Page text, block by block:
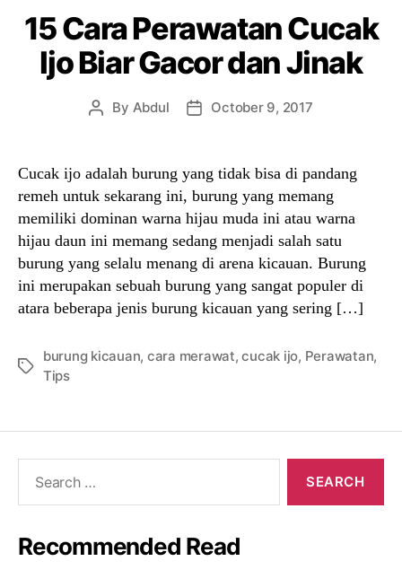
15 Cara Perawatan Cucak
Ijo Biar Gacor dan Jinak
Post
By Abdul
PostOctober 9, 2017
Cucak ijo adalah burung yang tidak bisa di pandang
remeh untuk sekarang ini, burung yang memang
memiliki dominan warna hijau muda ini atau warna
hijau daun ini memang sedang menjadi salah satu
burung yang selalu menang di arena kicauan. Burung
ini merupakan sebuah burung yang sangat populer di
atara beberapa jenis burung kicauan yang sering […]
Tags
burung kicauan, cara merawat,cucak ijo, Perawatan,
Tips
Recommended Read